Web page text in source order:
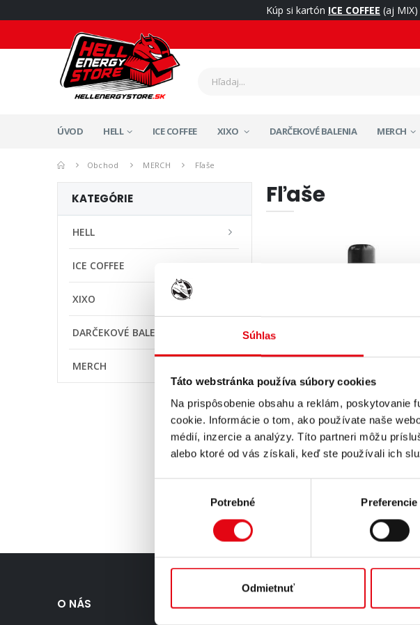
Súhlas
Táto webstránka používa súbory cookies
Na prispôsobenie obsahu a reklám,
cookie. Informácie o tom, ako používate naše
médií, inzercie a analýzy. Títo partneri môžu
alebo ktoré od vás získali, keď ste používali ich
Potrebné Preferencie
Odmietnuť
Kúp si kartón ICE COFFEE (aj MIX)
ÚVOD HELL ICE COFFEE XIXO DARČEKOVÉ BALENIA MERCH
Obchod MERCH Fľaše
Fľaše
Fľaše
HELL hliníková fľaša
13,99 €
KATEGÓRIE
HELL
ICE COFFEE
XIXO
DARČEKOVÉ BALENIA
MERCH
O NÁS KONTAKT